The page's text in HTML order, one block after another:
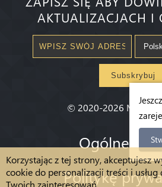
Korzystając z tej strony, akceptujesz
cookie do personalizacji treści i
Twoich zainteresowań
AKTUALIZACJACH I
Subskrybuj
© 2020-2026
Ogólne
Politykę